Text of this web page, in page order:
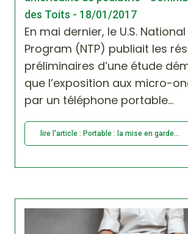
des Toits - 18/01/2017
En mai dernier, le U.S.
Program (NTP) publiait les
préliminaires d’une étude
que l’exposition aux micro-
par un téléphone portable...
lire l'article : Portable : la mise en garde...